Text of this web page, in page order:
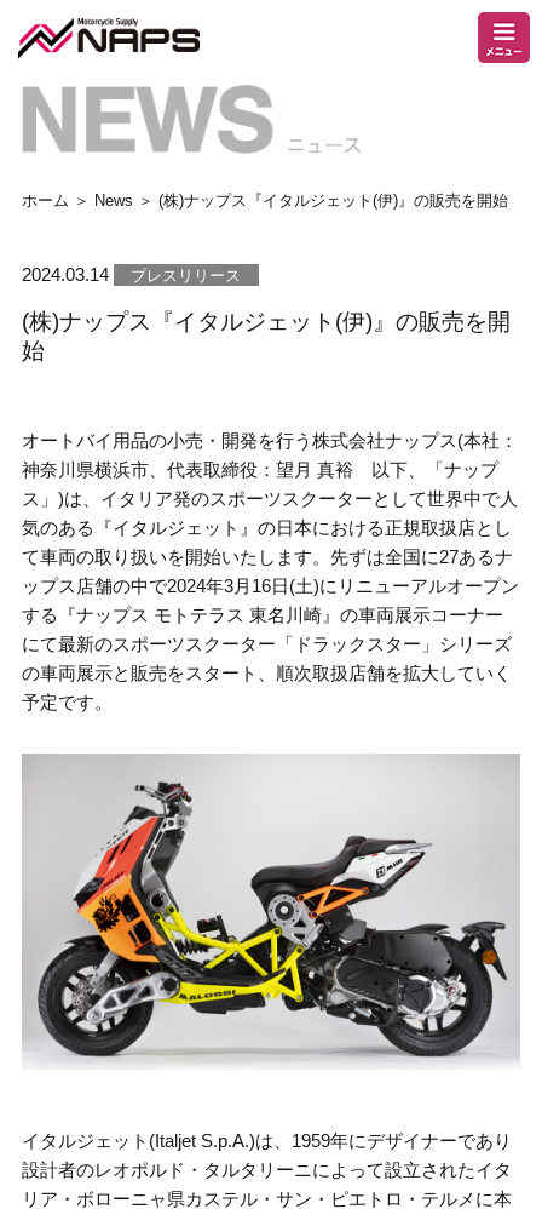
ホーム ＞ News ＞ (株)ナップス『イタルジェット(伊)』の販売を開始
2024.03.14 プレスリリース
(株)ナップス『イタルジェット(伊)』の販売を開
始
オートバイ用品の小売・開発を行う株式会社ナップス(本社：
神奈川県横浜市、代表取締役：望月 真裕 以下、「ナップ
ス」 )は、イタリア発のスポーツスクーターとして世界中で人
気のある『イタルジェット』の日本における正規取扱店とし
て車両の取り扱いを開始いたします。先ずは全国に27あるナ
ップス店舗の中で2024年3月 16日 (土)にリニューアルオープン
する『ナップス モトテラス 東名川崎』の車両展示コーナー
にて最新のスポーツスクーター「ドラックスター」シリーズ
の車両展示と販売をスタート、順次取扱店舗を拡大していく
予定です。
イタルジェット (Italjet S.p.A.)は、 1959年にデザイナーであり
設計者のレオポルド・タルタリーニによって設立されたイタ
リア ・ ボローニャ県カステル・サン・ピエトロ・テルメ に本